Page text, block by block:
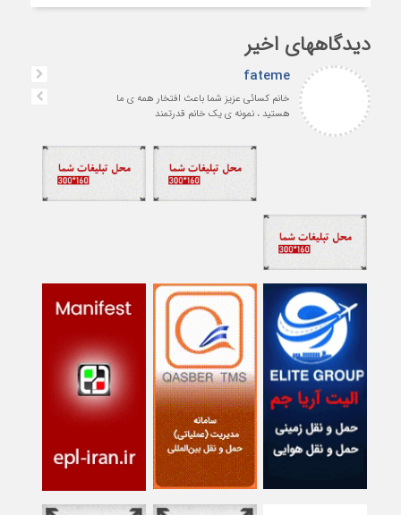
دیدگاههای اخیر
fateme
خانم کسائی عزیز شما باعث افتخار همه ی ما
هستید ، نمونه ی یک خانم قدرتمند